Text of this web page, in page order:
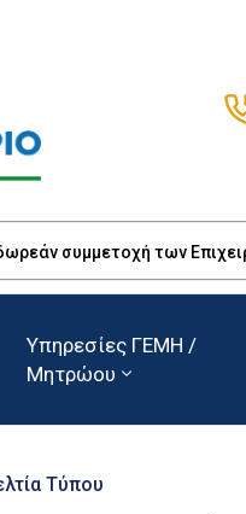
συμμετοχή των
Υπηρεσίες ΓΕΜΗ /
Μητρώου
Τύπου